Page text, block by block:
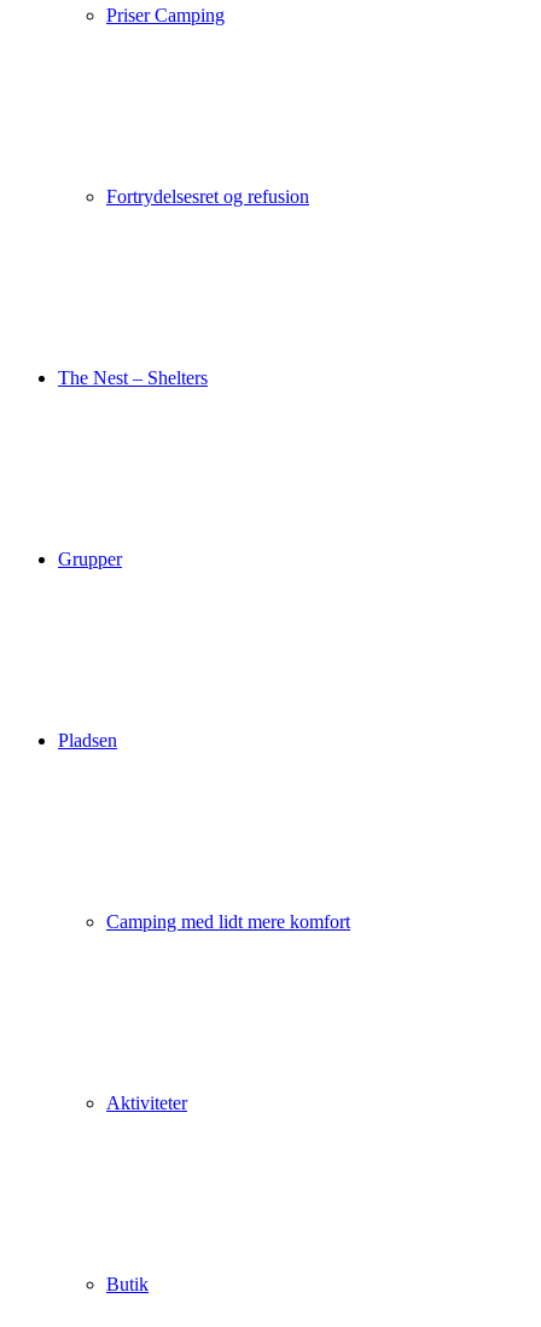
Priser Camping
Fortrydelsesret og refusion
The Nest – Shelters
Grupper
Pladsen
Camping med lidt mere komfort
Aktiviteter
Butik